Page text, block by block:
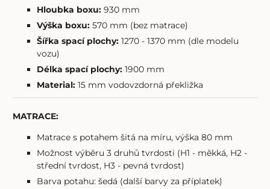
Hloubka boxu: 930 mm
Výška boxu: 570 mm (bez matrace)
Šířka spací plochy:1270 - 1370 mm (dle modelu
vozu)
Délka spací plochy:1900 mm
Material:15 mm vodovzdorná překližka
MATRACE:
Matrace s potahem šitá na míru, výška 80 mm
Možnost výběru 3 druhů tvrdosti (H1 - měkká, H2 -
střední tvrdost, H3 - pevná tvrdost)
Barva potahu: šedá (další barvy za příplatek)